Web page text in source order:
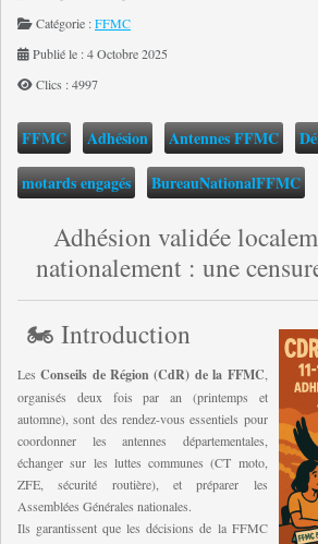
Catégorie :FFMC
Publié le : 4 Octobre 2025
Clics : 4997
FFMC Adhésion Antennes FFMC
motards engagés
BureauNationalFFMC
Adhésion validée
nationalement : une
🏍️ Introduction
LesConseils de Région (CdR) de la FFMC
organisés deux fois par an (printemps et
automne), sont des rendez-vous essentiels pour
coordonner les antennes départementales,
échanger sur les luttes communes (CT moto,
ZFE, sécurité routière), et préparer les
Assemblées Générales nationales.
Ils garantissent que les décisions de la FFMC